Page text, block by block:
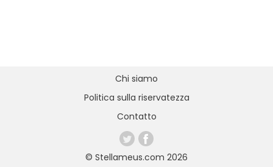
© Stellameus.com 2026
Chi siamo
Politica sulla riservatezza
Contatto